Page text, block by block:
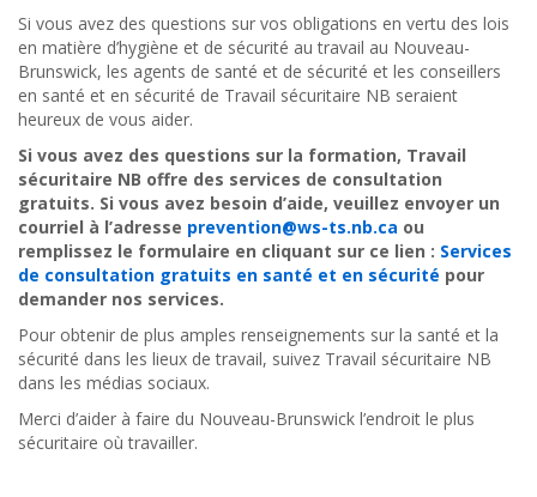
Si vous avez des questions sur vos obligations en vertu des lois
en matière d’hygiène et de sécurité au travail au Nouveau-
Brunswick, les agents de santé et de sécurité et les conseillers
en santé et en sécurité de Travail sécuritaire NB seraient
heureux de vous aider.
Si vous avez des questions sur la formation, Travail
sécuritaire NB offre des services de consultation
gratuits. Si vous avez besoin d’aide, veuillez envoyer un
courriel à l’adresse prevention@ws-ts.nb.ca ou
remplissez le formulaire en cliquant sur ce lien : Services
de consultation gratuits en santé et en sécurité pour
demander nos services.
Pour obtenir de plus amples renseignements sur la santé et la
sécurité dans les lieux de travail, suivez Travail sécuritaire NB
dans les médias sociaux.
Merci d’aider à faire du Nouveau-Brunswick l’endroit le plus
sécuritaire où travailler.